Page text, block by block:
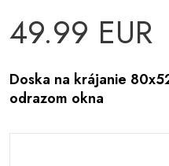
49.99 EUR
Doska na krájanie
odrazom okna